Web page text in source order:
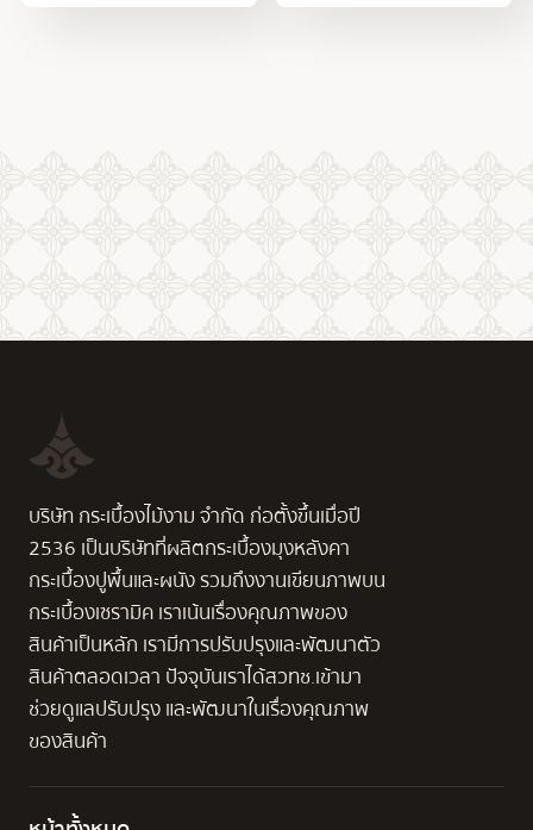
บริษัท กระเบื้องไม้งาม จำกัด ก่อตั้งขึ้นเมื่อปี
2536 เป็นบริษัทที่ผลิตกระเบื้องมุงหลังคา
กระเบื้องปูพื้นและผนัง รวมถึงงานเขียนภาพบน
กระเบื้องเซรามิค เราเน้นเรื่องคุณภาพของ
สินค้าเป็นหลัก เรามีการปรับปรุงและพัฒนาตัว
สินค้าตลอดเวลา ปัจจุบันเราได้สวทช.เข้ามา
ช่วยดูแลปรับปรุง และพัฒนาในเรื่องคุณภาพ
ของสินค้า